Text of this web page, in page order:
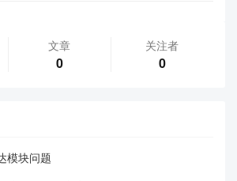
文章
0
关注者
0
模块问题